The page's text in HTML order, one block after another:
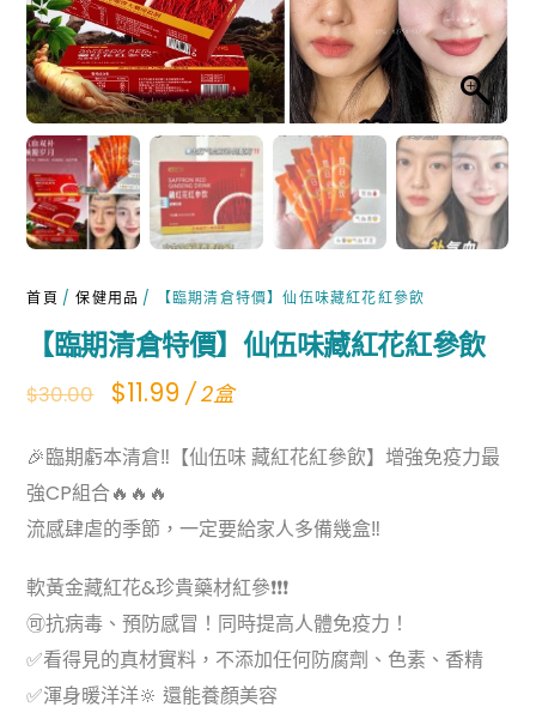
首頁 /保健用品 / 【臨期清倉特價】仙伍味藏紅花紅參飲
【臨期清倉特價】仙伍味藏紅花紅參飲
$30.00
Original
was:
$30.00.
$11.99Current
is:
/ 2盒
🎉臨期虧本清倉‼️【仙伍味 藏紅花紅參飲】增強免疫力最
強CP組合🔥🔥🔥
流感肆虐的季節，一定要給家人多備幾盒‼️
軟黃金藏紅花&珍貴藥材紅參❗️❗️❗️
🉑抗病毒、預防感冒！同時提高人體免疫力！
✅看得見的真材實料，‎不添加任何防腐劑、‏色素、‏香精
✅渾身暖洋洋🔆 還能養顏美容